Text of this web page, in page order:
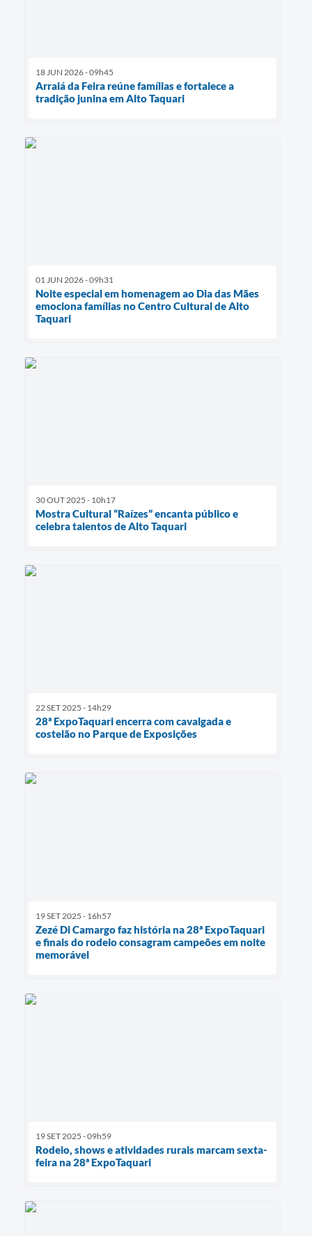
18 JUN 2026 - 09h45
Arraiá da Feira reúne famílias e fortalece a
tradição junina em Alto Taquari
01 JUN 2026 - 09h31
Noite especial em homenagem ao Dia das Mães
emociona famílias no Centro Cultural de Alto
Taquari
30 OUT 2025 - 10h17
Mostra Cultural “Raízes” encanta público e
celebra talentos de Alto Taquari
22 SET 2025 - 14h29
28ª ExpoTaquari encerra com cavalgada e
costelão no Parque de Exposições
19 SET 2025 - 16h57
Zezé Di Camargo faz história na 28ª ExpoTaquari
e finais do rodeio consagram campeões em noite
memorável
19 SET 2025 - 09h59
Rodeio, shows e atividades rurais marcam sexta-
feira na 28ª ExpoTaquari